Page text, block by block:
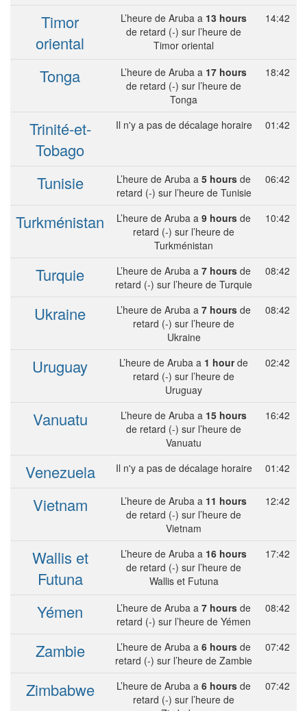
Timor
oriental
L’heure de Aruba a 13 hours
de retard (-) sur l’heure de
Timor oriental
14:42
Tonga L’heure de Aruba a 17 hours
de retard (-) sur l’heure de
Tonga
18:42
Trinité-et-
Tobago
Il n'y a pas de décalage horaire 01:42
Tunisie L’heure de Aruba a 5 hours de
retard (-) sur l’heure de Tunisie
06:42
Turkménistan L’heure de Aruba a 9 hours de
retard (-) sur l’heure de
Turkménistan
10:42
Turquie L’heure de Aruba a 7 hours de
retard (-) sur l’heure de Turquie
08:42
Ukraine L’heure de Aruba a 7 hours de
retard (-) sur l’heure de
Ukraine
08:42
Uruguay L’heure de Aruba a 1 hourde
retard (-) sur l’heure de
Uruguay
02:42
Vanuatu L’heure de Aruba a 15 hours
de retard (-) sur l’heure de
Vanuatu
16:42
Venezuela Il n'y a pas de décalage horaire 01:42
Vietnam L’heure de Aruba a 11 hours
de retard (-) sur l’heure de
Vietnam
12:42
Wallis et
Futuna
L’heure de Aruba a 16 hours
de retard (-) sur l’heure de
Wallis et Futuna
17:42
Yémen L’heure de Aruba a 7 hours de
retard (-) sur l’heure de Yémen
08:42
Zambie L’heure de Aruba a 6 hours de
retard (-) sur l’heure de Zambie
07:42
Zimbabwe L’heure de Aruba a 6 hours de
retard (-) sur l’heure de
07:42